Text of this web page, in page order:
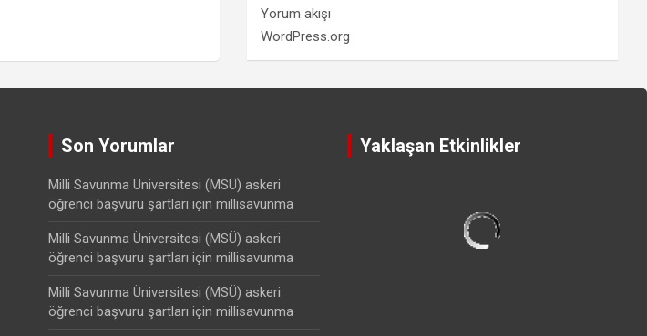
Yorum akışı
WordPress.org
Son Yorumlar
Milli Savunma Üniversitesi (MSÜ) askeri
öğrenci başvuru şartları için millisavunma
Milli Savunma Üniversitesi (MSÜ) askeri
öğrenci başvuru şartları için millisavunma
Milli Savunma Üniversitesi (MSÜ) askeri
öğrenci başvuru şartları için millisavunma
Yaklaşan Etkinlikler